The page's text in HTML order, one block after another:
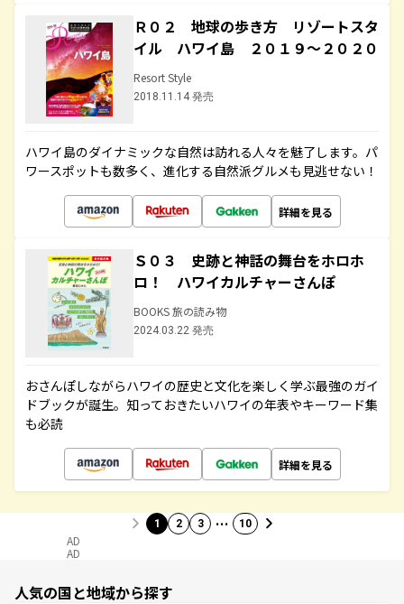
Ｒ０２ 地球の歩き方 リゾートスタ
イル ハワイ島 ２０１９～２０２０
Resort Style
2018.11.14 発売
ハワイ島のダイナミックな自然は訪れる人々を魅了します。パ
ワースポットも数多く、進化する自然派グルメも見逃せない！
詳細を見る
Ｓ０３ 史跡と神話の舞台をホロホ
ロ！ ハワイカルチャーさんぽ
BOOKS 旅の読み物
2024.03.22 発売
おさんぽしながらハワイの歴史と文化を楽しく学ぶ最強のガイ
ドブックが誕生。知っておきたいハワイの年表やキーワード集
も必読
詳細を見る
1 2 3 … 10
AD
AD
人気の国と地域から探す